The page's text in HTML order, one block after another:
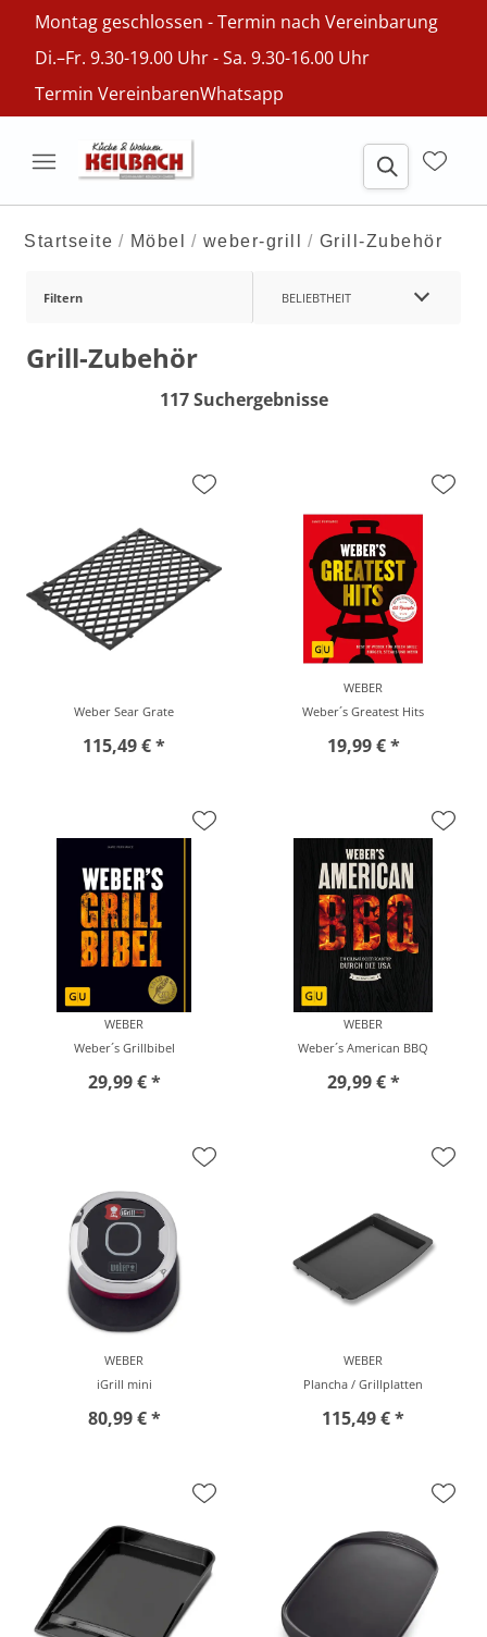
Montag geschlossen - Termin nach Vereinbarung
Di.–Fr. 9.30-19.00 Uhr - Sa. 9.30-16.00 Uhr
Termin VereinbarenWhatsapp
Startseite Möbel weber-grill Grill-Zubehör
Filtern BELIEBTHEIT
Grill-Zubehör
117 Suchergebnisse
Weber Sear Grate
115,49 € *
WEBER
Weber´s Greatest Hits
19,99 € *
WEBER
Weber´s Grillbibel
29,99 € *
WEBER
Weber´s American BBQ
29,99 € *
WEBER
iGrill mini
80,99 € *
WEBER
Plancha / Grillplatten
115,49 € *